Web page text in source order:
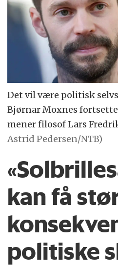
Det vil være politisk
Bjørnar Moxnes
mener filosof Lars
Astrid Pedersen/NTB)
kan få
politiske